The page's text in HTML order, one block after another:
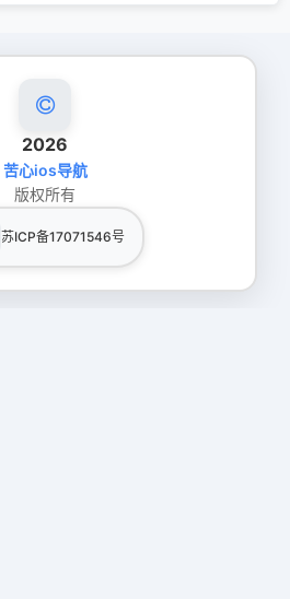
2026
苦心ios导航
版权所有
苏ICP备17071546号